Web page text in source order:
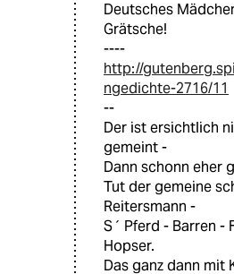
Deutsches
Grätsche!
----
http://
ngedichte-2716/11
--
Der ist ersichtlich
gemeint -
Dann schonn eher
Tut der gemeine
Reitersmann -
S´ Pferd - Barren -
Hopser.
Das ganz dann mit